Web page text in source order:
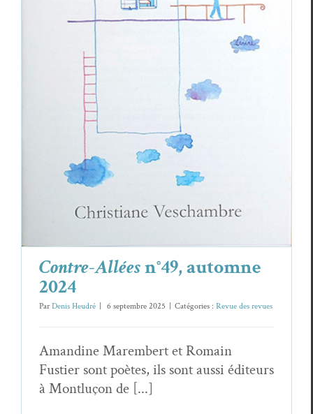
Contre-Allées n°49, automne 2024
Revue des revues
Contre-Alléesn°49, automne
2024
ParDenis Heudré | 6 septembre 2025 | Catégories : Revue des revues
Amandine Marembert et Romain
Fustier sont poètes, ils sont aussi éditeurs
à Montluçon de [...]